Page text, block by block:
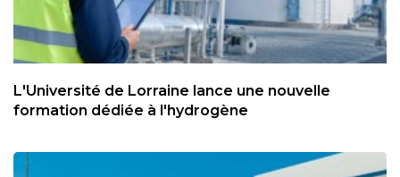
L'Université de Lorraine lance une nouvelle
formation dédiée à l'hydrogène